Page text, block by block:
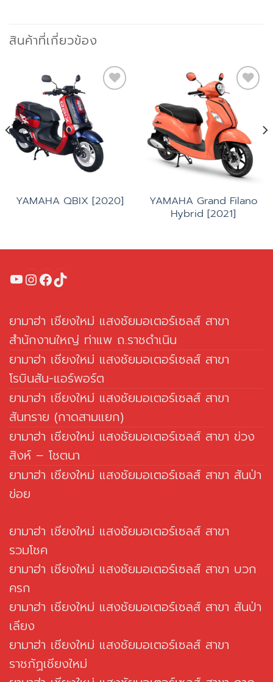
สินค้าที่เกี่ยวข้อง
wishlist
YAMAHA QBIX [2020]
Add to
wishlist
YAMAHA Grand Filano
Hybrid [2021]
YouTube
Instagram
Facebook
ยามาฮ่า เชียงใหม่ แสงชัยมอเตอร์เซลส์ สาขา
สำนักงานใหญ่ ท่าแพ ถ.ราชดำเนิน
ยามาฮ่า เชียงใหม่ แสงชัยมอเตอร์เซลส์ สาขา
โรบินสัน-แอร์พอร์ต
ยามาฮ่า เชียงใหม่ แสงชัยมอเตอร์เซลส์ สาขา
สันทราย (กาดสามแยก)
ยามาฮ่า เชียงใหม่ แสงชัยมอเตอร์เซลส์ สาขา ข่วง
สิงห์ – โชตนา
ยามาฮ่า เชียงใหม่ แสงชัยมอเตอร์เซลส์ สาขา สันป่า
ข่อย
ยามาฮ่า เชียงใหม่ แสงชัยมอเตอร์เซลส์ สาขา
รวมโชค
ยามาฮ่า เชียงใหม่ แสงชัยมอเตอร์เซลส์ สาขา บวก
ครก
ยามาฮ่า เชียงใหม่ แสงชัยมอเตอร์เซลส์ สาขา สันป่า
เลียง
ยามาฮ่า เชียงใหม่ แสงชัยมอเตอร์เซลส์ สาขา
ราชภัฏเชียงใหม่